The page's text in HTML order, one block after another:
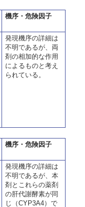
機序・危険因子
発現機序の詳細は
不明であるが、両
剤の相加的な作用
によるものと考え
られている。
機序・危険因子
発現機序の詳細は
不明であるが、本
剤とこれらの薬剤
の肝代謝酵素が同
じ（CYP3A4）で